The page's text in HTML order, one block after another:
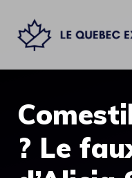
contenu
? Le